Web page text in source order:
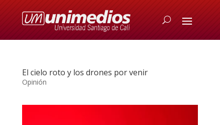
El cielo roto y los drones por venir
Opinión